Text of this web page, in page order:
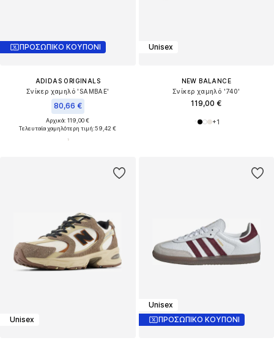
ΠΡΟΣΩΠΙΚΟ ΚΟΥΠΟΝΙ
ADIDAS ORIGINALS
Σνίκερ χαμηλό 'SAMBAE'
80,66 €
Αρχικά: 119,00 €
Τελευταία χαμηλότερη τιμή:59,42 €
Unisex
NEW BALANCE
Σνίκερ χαμηλό '740'
119,00 €
+1
Unisex
Unisex
ΠΡΟΣΩΠΙΚΟ ΚΟΥΠΟΝΙ